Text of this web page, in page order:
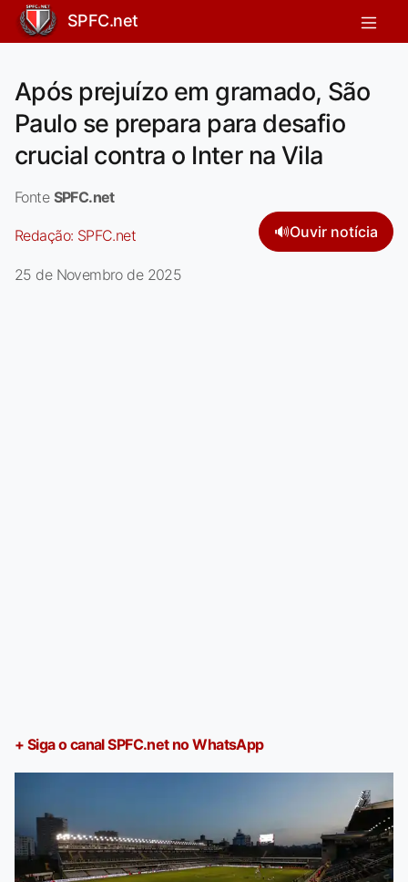
SPFC.net
Após prejuízo em gramado, São
Paulo se prepara para desafio
crucial contra o Inter na Vila
Fonte SPFC.net
Redação: SPFC.net 🔊Ouvir notícia
25 de Novembro de 2025
+ Siga o canal SPFC.net no WhatsApp